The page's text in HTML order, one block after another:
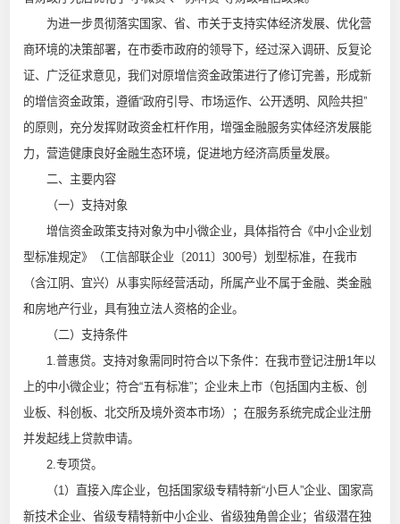
为进一步贯彻落实国家、省、市关于支持实体经济发展、优化营
商环境的决策部署，在市委市政府的领导下，经过深入调研、反复论
证、广泛征求意见，我们对原增信资金政策进行了修订完善，形成新
的增信资金政策，遵循“政府引导、市场运作、公开透明、风险共担”
的原则，充分发挥财政资金杠杆作用，增强金融服务实体经济发展能
力，营造健康良好金融生态环境，促进地方经济高质量发展。
二、主要内容
（一）支持对象
增信资金政策支持对象为中小微企业，具体指符合《中小企业划
型标准规定》（工信部联企业〔2011〕300号）划型标准，在我市
（含江阴、宜兴）从事实际经营活动，所属产业不属于金融、类金融
和房地产行业，具有独立法人资格的企业。
（二）支持条件
1.普惠贷。支持对象需同时符合以下条件：在我市登记注册1年以
上的中小微企业；符合“五有标准”；企业未上市（包括国内主板、创
业板、科创板、北交所及境外资本市场）；在服务系统完成企业注册
并发起线上贷款申请。
2.专项贷。
（1）直接入库企业，包括国家级专精特新“小巨人”企业、国家高
新技术企业、省级专精特新中小企业、省级独角兽企业；省级潜在独